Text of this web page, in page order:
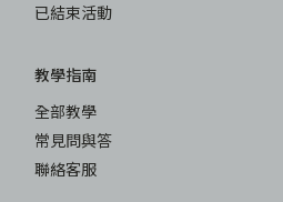
已結束活動
教學指南
全部教學
常見問與答
聯絡客服